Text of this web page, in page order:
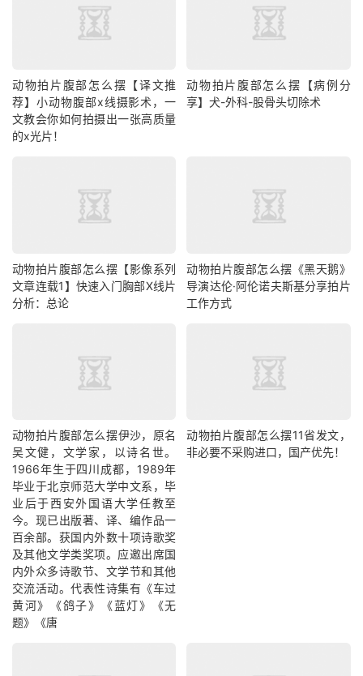
动物拍片腹部怎么摆【译文推
荐】小动物腹部x线摄影术，一
文教会你如何拍摄出一张高质量
的x光片！
动物拍片腹部怎么摆【病例分
享】犬-外科-股骨头切除术
动物拍片腹部怎么摆【影像系列
文章连载1】快速入门胸部X线片
分析：总论
动物拍片腹部怎么摆《黑天鹅》
导演达伦·阿伦诺夫斯基分享拍片
工作方式
动物拍片腹部怎么摆​伊沙，原名
吴文健，文学家，以诗名世。
1966年生于四川成都，1989年
毕业于北京师范大学中文系，毕
业后于西安外国语大学任教至
今。现已出版著、译、编作品一
百余部。获国内外数十项诗歌奖
及其他文学类奖项。应邀出席国
内外众多诗歌节、文学节和其他
交流活动。代表性诗集有《车过
黄河》《鸽子》《蓝灯》《无
题》《唐
动物拍片腹部怎么摆11省发文，
非必要不采购进口，国产优先！